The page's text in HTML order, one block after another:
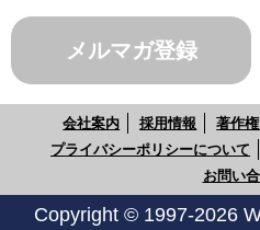
メルマガ登録
会社案内 採用情報 著作
プライバシーポリシーについて
お問い
Copyright © 1997-2026